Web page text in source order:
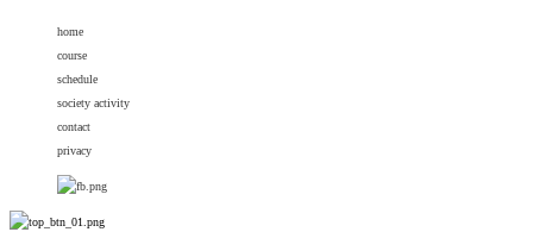
home
course
schedule
society activity
contact
privacy